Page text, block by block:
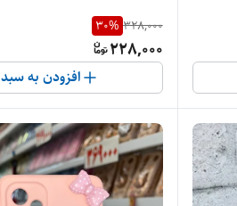
328,000
30%
228,000
افزودن به سبد